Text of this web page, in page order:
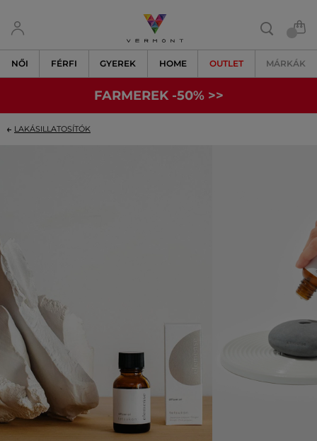
NŐI FÉRFI GYEREK HOME OUTLET MÁRKÁK
FARMEREK -50% >>
LAKÁSILLATOSÍTÓK